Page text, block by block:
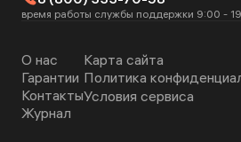
время работы службы поддержки 9:00 -
О нас
Гарантии
Контакты
Журнал
Карта сайта
Политика
Условия сервиса